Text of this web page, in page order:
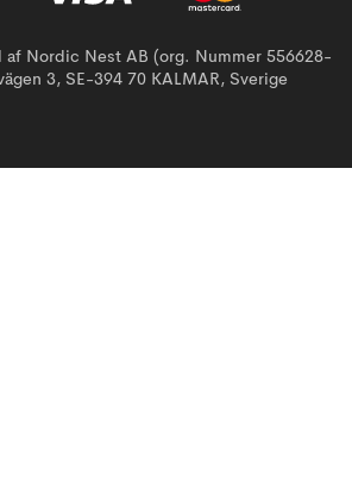
af Nordic Nest AB (org. Nummer 556628-
3, SE-394 70 KALMAR, Sverige